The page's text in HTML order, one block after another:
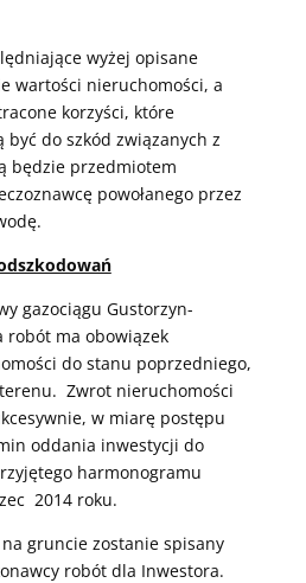
wyżej opisane
wartości nieruchomości, a
korzyści, które
być do szkód związanych z
będzie przedmiotem
powołanego przez
gazociągu Gustorzyn-
robót ma obowiązek
do stanu poprzedniego,
Zwrot nieruchomości
w miarę postępu
oddania inwestycji do
harmonogramu
2014 roku.
gruncie zostanie spisany
robót dla Inwestora.